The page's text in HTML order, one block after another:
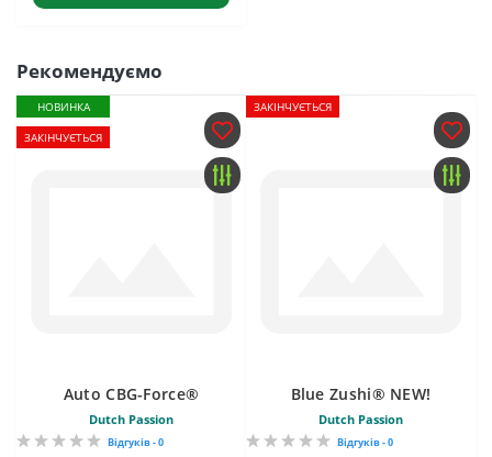
Рекомендуємо
НОВИНКА
ЗАКІНЧУЄТЬСЯ
Auto CBG-Force®
Dutch Passion
Відгуків - 0
ЗАКІНЧУЄТЬСЯ
Blue Zushi® NEW!
Dutch Passion
Відгуків - 0